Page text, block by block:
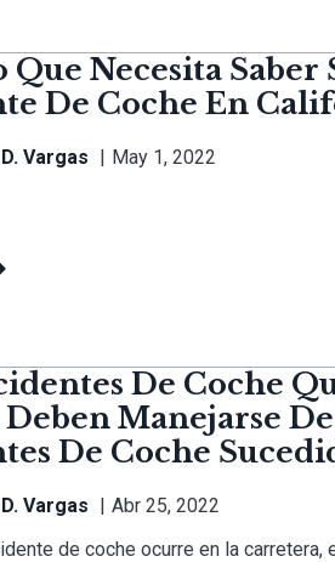
Que Necesita
De Coche En
Vargas
May 1, 2022
De Coche
Manejarse
De Coche
Vargas
Abr 25, 2022
de coche ocurre en la